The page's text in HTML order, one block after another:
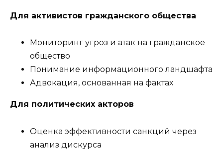
Для активистов гражданского общества
Мониторинг угроз и атак на гражданское
общество
Понимание информационного ландшафта
Адвокация, основанная на фактах
Для политических акторов
Оценка эффективности санкций через
анализ дискурса